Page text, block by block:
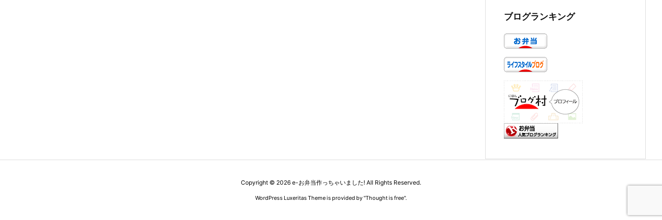
ブログランキング
Copyright © 2026 e-お弁当作っちゃいました! All Rights Reserved.
WordPress Luxeritas Theme is provided by "Thought is free".